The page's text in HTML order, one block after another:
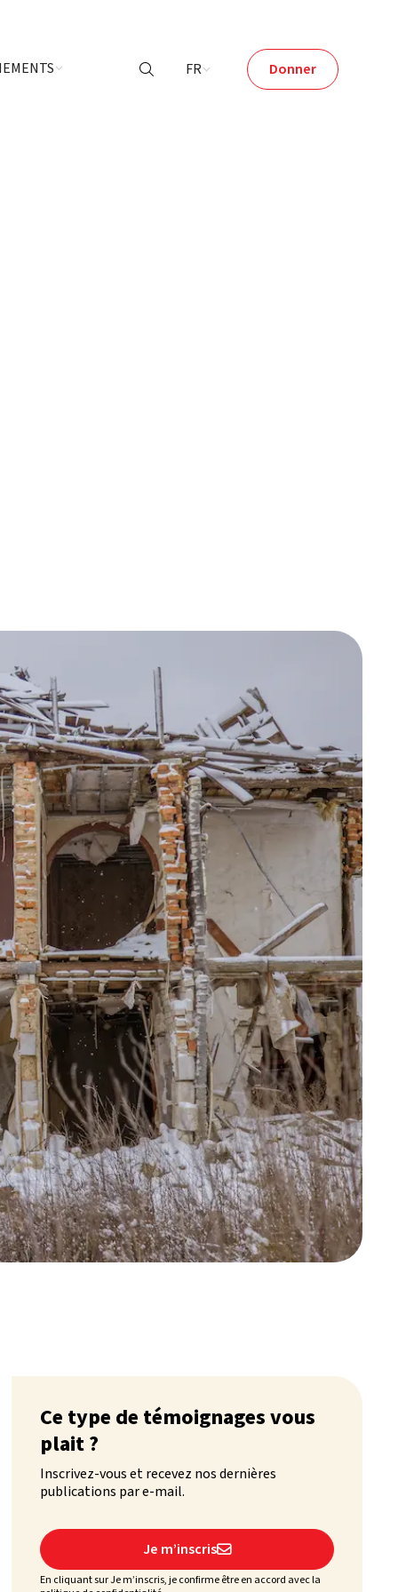
 FR Donner
Ce type de témoignages vous
plait ?
Inscrivez-vous et recevez nos dernières
publications par e-mail.
Je m’inscris
En cliquant sur Je m’inscris, je confirme être en accord avec la